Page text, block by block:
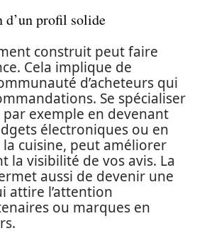
d’un profil solide
construit peut faire
Cela implique de
d’acheteurs qui
Se spécialiser
exemple en devenant
électroniques ou en
cuisine, peut améliorer
la visibilité de vos avis. La
aussi de devenir une
attire l’attention
ou marques en